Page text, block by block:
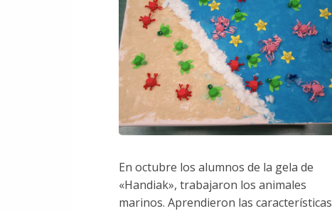
En octubre los alumnos de la gela de
«Handiak», trabajaron los animales
marinos. Aprendieron las características